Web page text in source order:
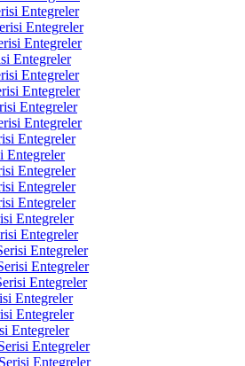
Entegreler
Entegreler
Entegreler
Entegreler
Entegreler
Entegreler
Entegreler
Entegreler
Entegreler
Entegreler
Entegreler
Entegreler
Entegreler
Entegreler
Entegreler
Entegreler
Entegreler
Entegreler
Entegreler
Entegreler
Entegreler
Entegreler
Entegreler